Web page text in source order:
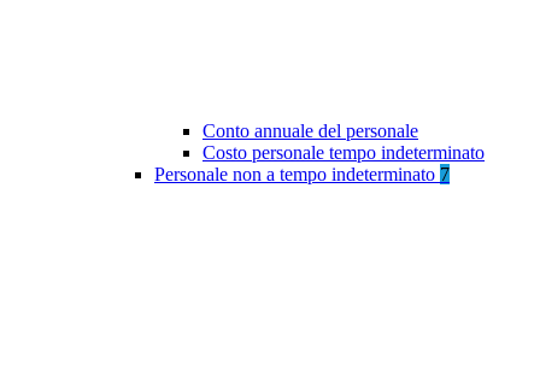
Conto annuale del personale
Costo personale tempo indeterminato
Personale non a tempo indeterminato 7